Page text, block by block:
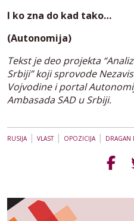
I ko zna do kad tako…
(Autonomija)
Tekst je deo projekta
Srbiji” koji sprovode
Vojvodine i portal
Ambasada SAD u Srbiji.
RUSIJA| VLAST| OPOZICIJA| DRAGAN